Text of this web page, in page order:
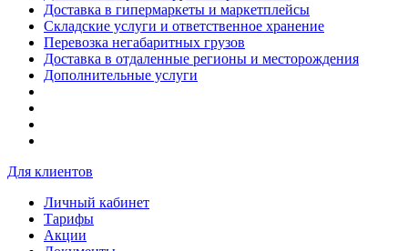
Доставка в гипермаркеты и маркетплейсы
Складские услуги и ответственное хранение
Перевозка негабаритных грузов
Доставка в отдаленные регионы и месторождения
Дополнительные услуги
Для клиентов
Личный кабинет
Тарифы
Акции